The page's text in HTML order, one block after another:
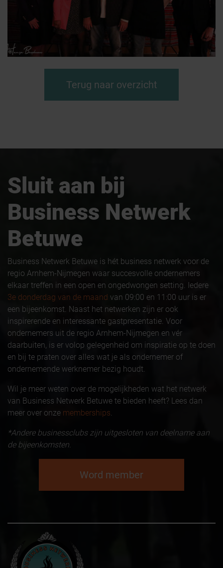
Terug naar overzicht
Sluit aan bij
Business Netwerk
Betuwe
Business Netwerk Betuwe is hét business netwerk voor de
regio Arnhem-Nijmegen waar succesvolle ondernemers
elkaar treffen in een open en ongedwongen setting. Iedere
3e donderdag van de maand van 09:00 en 11:00 uur is er
een bijeenkomst. Naast het netwerken zijn er ook
inspirerende en interessante gastpresentatie. Voor
ondernemers uit de regio Arnhem-Nijmegen en vér
daarbuiten, is er volop gelegenheid om inspiratie op te doen
en bij te praten over alles wat je als ondernemer of
ondernemende werknemer bezig houdt.
Wil je meer weten over de mogelijkheden wat het netwerk
van Business Netwerk Betuwe te bieden heeft? Lees dan
meer over onze memberships.
*Andere businessclubs zijn uitgesloten van deelname aan
de bijeenkomsten.
Word member